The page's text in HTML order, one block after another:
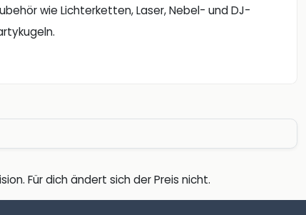
wie Lichterketten, Laser, Nebel- und DJ-
Für dich ändert sich der Preis nicht.